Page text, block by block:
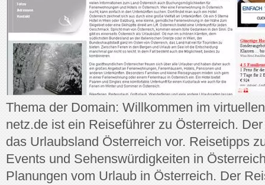
Thema der Domain: Willkommen im
netz.de ist ein Reiseführer zu Österreich.
das Urlaubsland Österreich vor. Reisetipps
Events und Sehenswürdigkeiten in
Planungen vom Urlaub in Österreich. Der